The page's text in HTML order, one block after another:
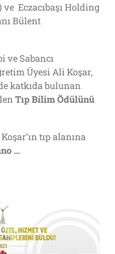
Eczacıbaşı Holding
Bülent
ve Sabancı
Üyesi Ali Koşar,
katkıda bulunan
Tıp Bilim Ödülünü
tıp alanına
…